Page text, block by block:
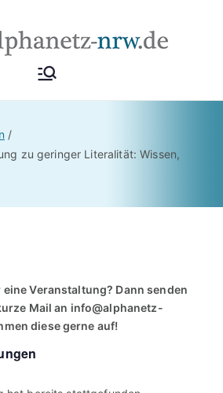
Alphan
etz
NRW
zu geringer Literalität: Wissen,
Veranstaltung? Dann senden
Mail an info@alphanetz-
diese gerne auf!